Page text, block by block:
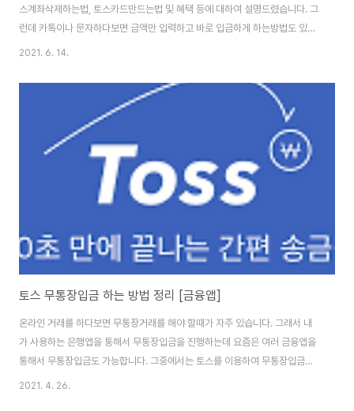
스계좌삭제하는법, 토스카드만드는법 및 혜택 등에 대하여 설명드렸습니다. 그
런데 카톡이나 문자하다보면 금액만 입력하고 바로 입금하게 하는방법도 있습
니다. 그런데 누군가한테 돈을 입금해야되는데 아직 입금할 때가 안됬을 때 휴
금 하는 방법 정리 [금융앱] 온라인 거래를 하다보면 무통장거래를 해야 할때가
자주 있습니다. 그래서 내가 사용하는 은행앱을 통해서 무통장입금을 진행하는
데 요즘은 여러 금융앱을 통해서 무통장입금도 가능합니다. outsmoke.net
그래서 토스같은 경우는 예약해서 송금할 수 있는 설정방법이 있습니다. 아주
간단하게 이용할 수 있는데요. 토스 앱..
2021. 6. 14.
토스 무통장입금 하는 방법 정리 [금융앱]
온라인 거래를 하다보면 무통장거래를 해야 할때가 자주 있습니다. 그래서 내
가 사용하는 은행앱을 통해서 무통장입금을 진행하는데 요즘은 여러 금융앱을
통해서 무통장입금도 가능합니다. 그중에서는 토스를 이용하여 무통장입금을
진행할 수 있습니다. 그 방법으로는 여러가지 있습니다. 첫번째 atm기기를 통
2021. 4. 26.